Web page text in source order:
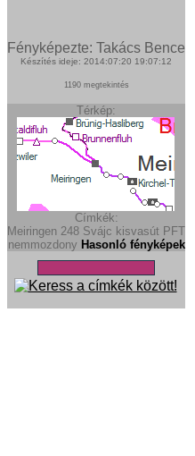
Fényképezte: Takács Bence
Készítés ideje: 2014:07:20 19:07:12
1190 megtekintés
Térkép:
Címkék:
Meiringen 248 Svájc kisvasút PFT
nemmozdony Hasonló fényképek